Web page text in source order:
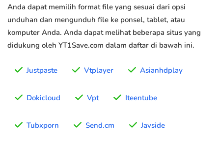
Anda dapat memilih format file yang sesuai dari opsi
unduhan dan mengunduh file ke ponsel, tablet, atau
komputer Anda. Anda dapat melihat beberapa situs yang
didukung oleh YT1Save.com dalam daftar di bawah ini.
Justpaste Vtplayer Asianhdplay
Dokicloud Vpt Iteentube
Tubxporn Send.cm Javside